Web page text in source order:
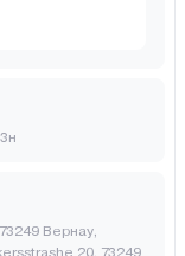
Вернау,
20, 73249